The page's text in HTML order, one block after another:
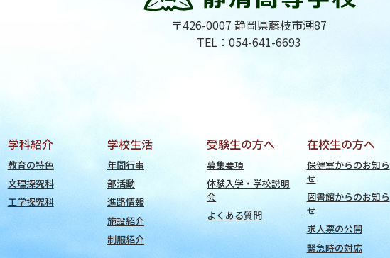
〒426-0007 静岡県藤枝市潮87
TEL：054-641-6693
学科紹介
教育の特色
文理探究科
工学探究科
学校生活
年間行事
部活動
進路情報
施設紹介
制服紹介
受験生の方へ
募集要項
体験入学・学校説明
会
よくある質問
在校生の方へ
保健室からのお知ら
せ
図書館からのお知ら
せ
求人票の公開
緊急時の対応